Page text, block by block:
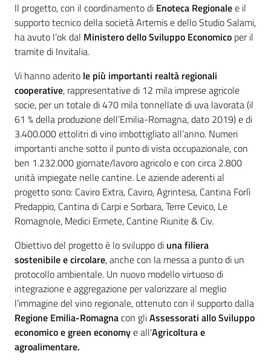
Il progetto, con il coordinamento di Enoteca Regionalee il
supporto tecnico della società Artemis e dello Studio Salami,
ha avuto l’ok dal Ministero dello Sviluppo Economico per il
tramite di Invitalia.
Vi hanno aderito le più importanti realtà regionali
cooperative, rappresentative di 12 mila imprese agricole
socie, per un totale di 470 mila tonnellate di uva lavorata (il
61 % della produzione dell’Emilia-Romagna, dato 2019) e di
3.400.000 ettolitri di vino imbottigliato all’anno. Numeri
importanti anche sotto il punto di vista occupazionale, con
ben 1.232.000 giornate/lavoro agricolo e con circa 2.800
unità impiegate nelle cantine. Le aziende aderenti al
progetto sono: Caviro Extra, Caviro, Agrintesa, Cantina Forlì
Predappio, Cantina di Carpi e Sorbara, Terre Cevico, Le
Romagnole, Medici Ermete, Cantine Riunite & Civ.
Obiettivo del progetto è lo sviluppo di una filiera
sostenibile e circolare, anche con la messa a punto di un
protocollo ambientale. Un nuovo modello virtuoso di
integrazione e aggregazione per valorizzare al meglio
l’immagine del vino regionale, ottenuto con il supporto dalla
Regione Emilia-Romagnacon gliAssessorati allo Sviluppo
economico e green economye all'Agricoltura e
agroalimentare.